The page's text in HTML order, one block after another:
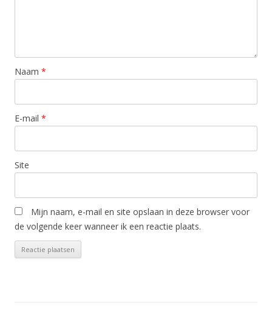
Naam *
E-mail *
Site
Mijn naam, e-mail en site opslaan in deze browser voor
de volgende keer wanneer ik een reactie plaats.